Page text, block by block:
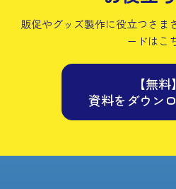
販促やグッズ製作に役立つさま
ードはこ
【無料】
資料をダウン